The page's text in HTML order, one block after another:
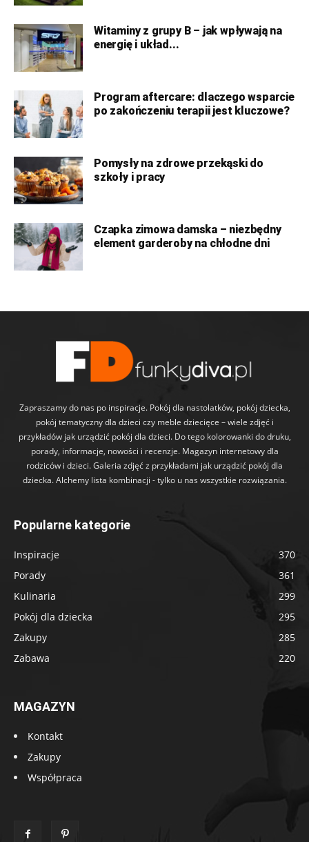
Witaminy z grupy B – jak wpływają na
energię i układ...
Program aftercare: dlaczego wsparcie
po zakończeniu terapii jest kluczowe?
Pomysły na zdrowe przekąski do
szkoły i pracy
Czapka zimowa damska – niezbędny
element garderoby na chłodne dni
Zapraszamy do nas po inspiracje. Pokój dla nastolatków, pokój dziecka,
pokój tematyczny dla dzieci czy meble dziecięce – wiele zdjęć i
przykładów jak urządzić pokój dla dzieci. Do tego kolorowanki do druku,
porady, informacje, nowości i recenzje. Magazyn internetowy dla
rodziców i dzieci. Galeria zdjęć z przykładami jak urządzić pokój dla
dziecka. Alchemy lista kombinacji - tylko u nas wszystkie rozwiązania.
Popularne kategorie
Inspiracje
370
Porady
361
Kulinaria
299
Pokój dla dziecka
295
Zakupy
285
Zabawa
220
MAGAZYN
Kontakt
Zakupy
Współpraca